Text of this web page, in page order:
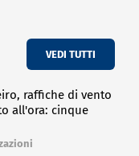
VEDI TUTTI
raffiche di vento
all'ora: cinque